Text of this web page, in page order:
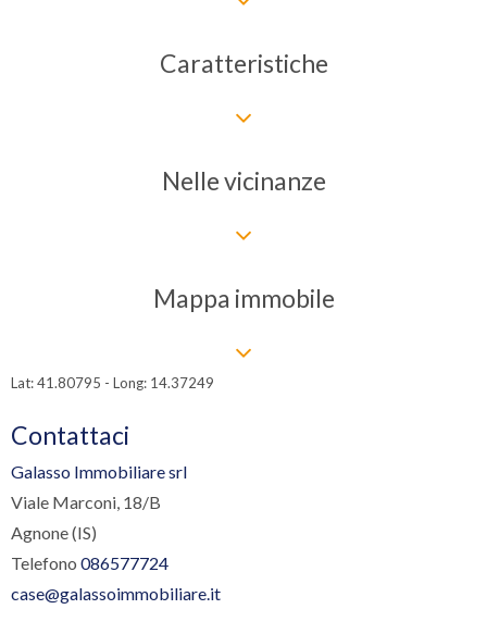
Caratteristiche
Nelle vicinanze
Mappa immobile
Lat: 41.80795 - Long: 14.37249
Contattaci
Galasso Immobiliare srl
Viale Marconi, 18/B
Agnone (IS)
Telefono 086577724
case@galassoimmobiliare.it